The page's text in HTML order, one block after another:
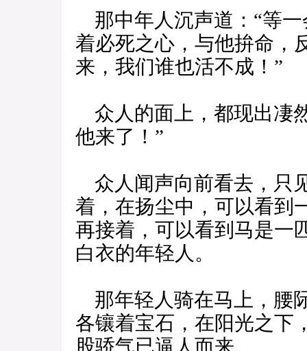
那中年人沉声道：“等
着必死之心，与他拚命，
来，我们谁也活不成！”
众人的面上，都现出凄
他来了！”
众人闻声向前看去，只
着，在扬尘中，可以看到
再接着，可以看到马是一
白衣的年轻人。
那年轻人骑在马上，腰
各镶着宝石，在阳光之下
股骄气已逼人而来。